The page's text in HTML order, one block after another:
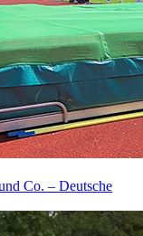
Co. – Deutsche